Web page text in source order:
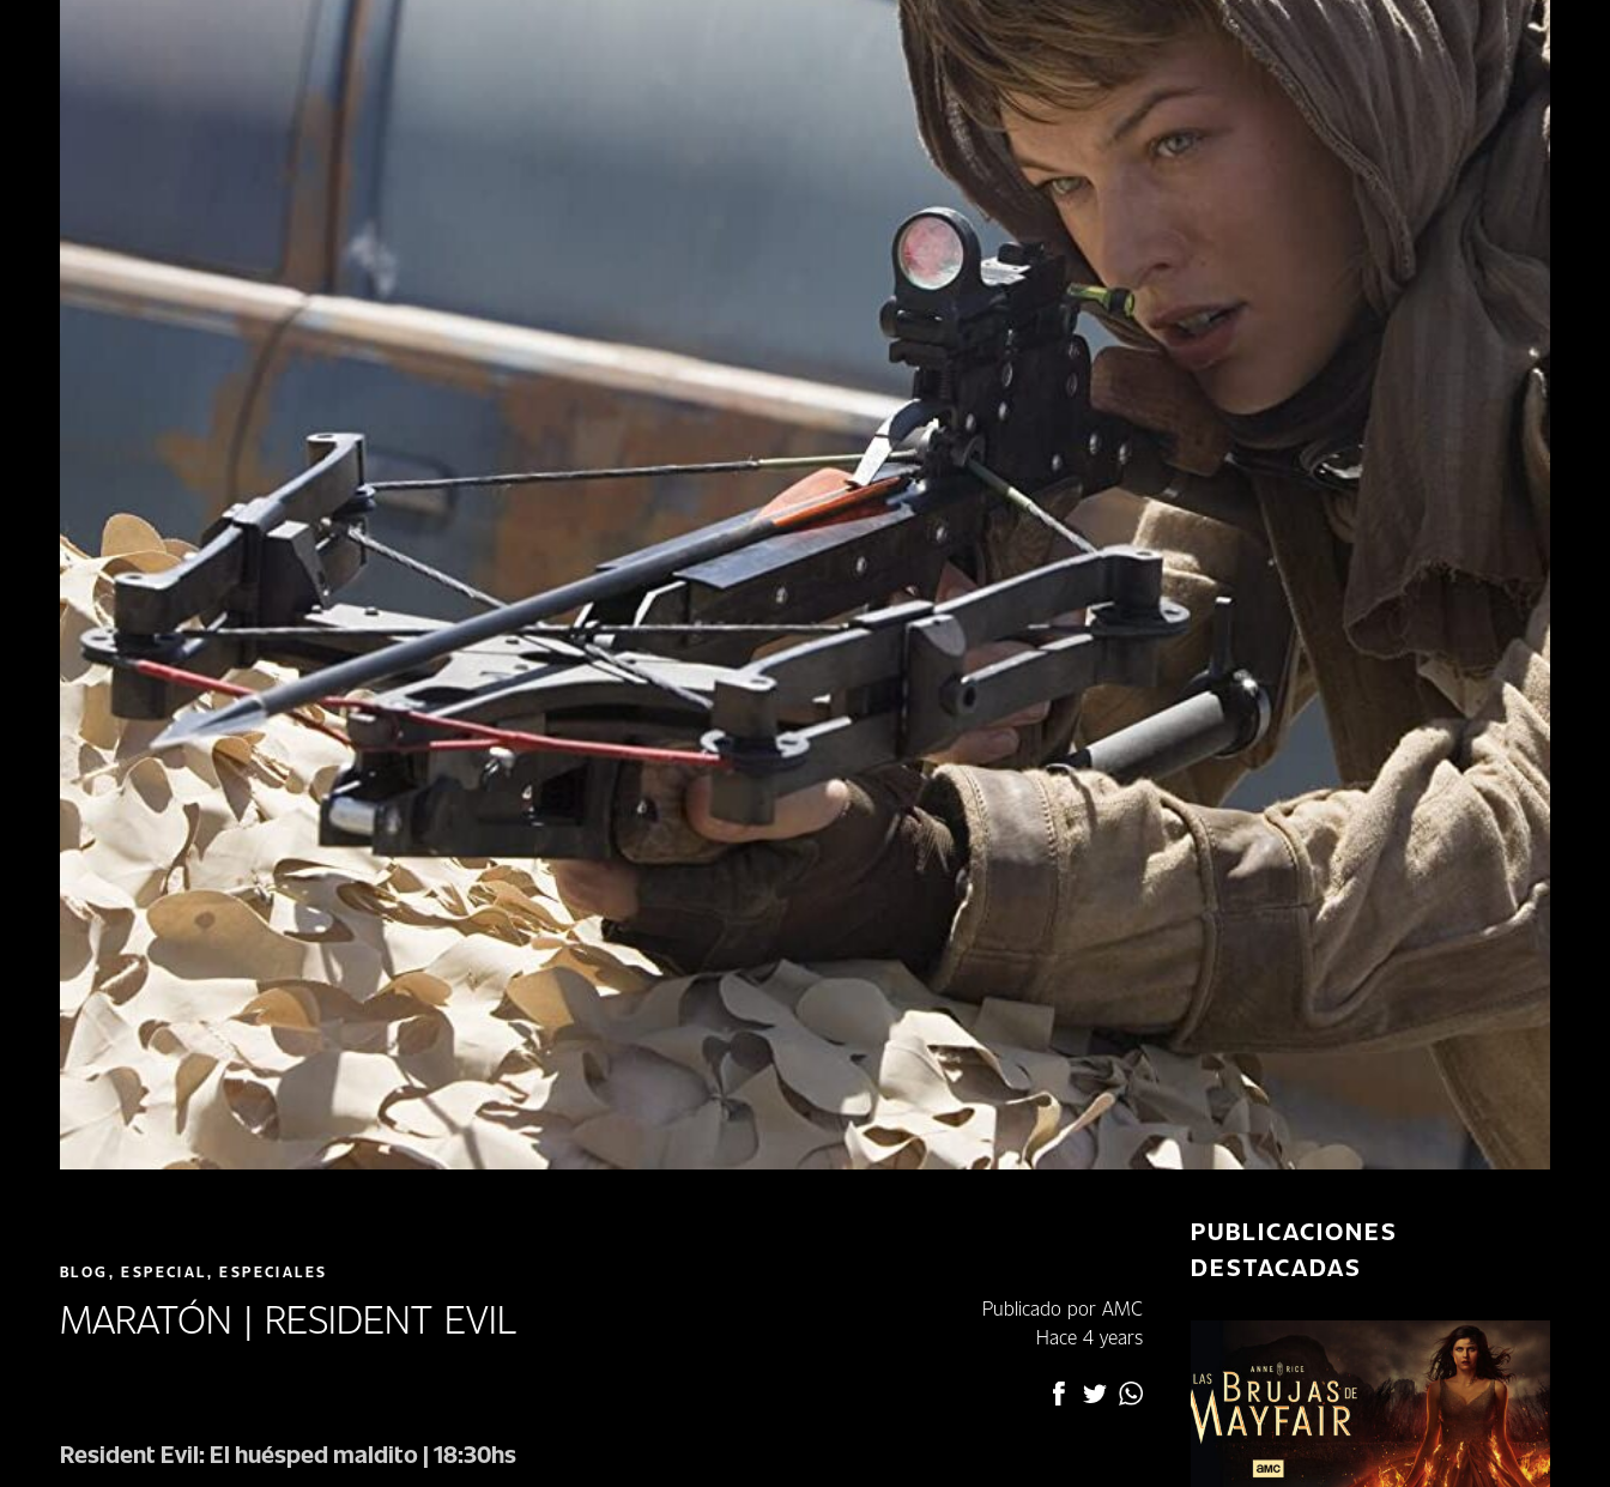
BLOG, ESPECIAL, ESPECIALES
MARATÓN | RESIDENT EVIL
Publicado por AMC
Hace 4 years
Resident Evil: El huésped maldito | 18:30hs
PUBLICACIONES
DESTACADAS